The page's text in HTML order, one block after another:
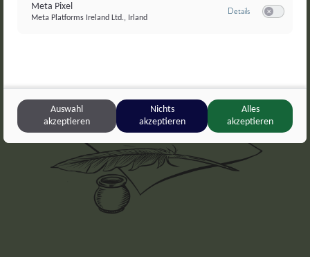
Meta Pixel
Meta Platforms Ireland Ltd., Irland
Detailszu Meta Pixel
Auswahl
akzeptieren
Nichts
akzeptieren
Alles
akzeptieren